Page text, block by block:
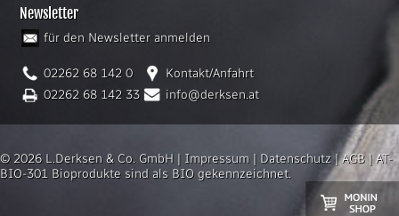
Newsletter
für den Newsletter anmelden
02262 68 142 0
Kontakt/Anfahrt
02262 68 142 33
info@derksen.at
© 2026 L.Derksen & Co. GmbH | Impressum | Datenschutz |AGB|AT-
BIO-301 Bioprodukte sind als BIO gekennzeichnet.